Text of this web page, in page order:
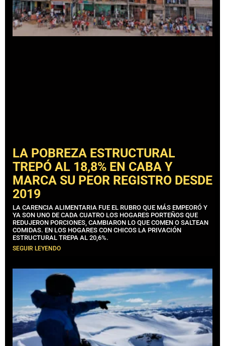
LA POBREZA ESTRUCTURAL
TREPÓ AL 18,8% EN CABA Y
MARCA SU PEOR REGISTRO DESDE
2019
LA CARENCIA ALIMENTARIA FUE EL RUBRO QUE MÁS EMPEORÓ Y
YA SON UNO DE CADA CUATRO LOS HOGARES PORTEÑOS QUE
REDUJERON PORCIONES, CAMBIARON LO QUE COMEN O SALTEAN
COMIDAS. EN LOS HOGARES CON CHICOS LA PRIVACIÓN
ESTRUCTURAL TREPA AL 20,6%.
SEGUIR LEYENDO